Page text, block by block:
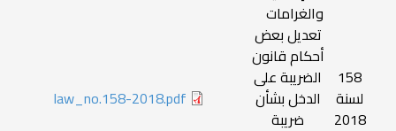
والغرامات
158
لسنة
2018
تعديل بعض
أحكام قانون
الضريبة على
الدخل بشأن
ضريبة
law_no.158-2018.pdf